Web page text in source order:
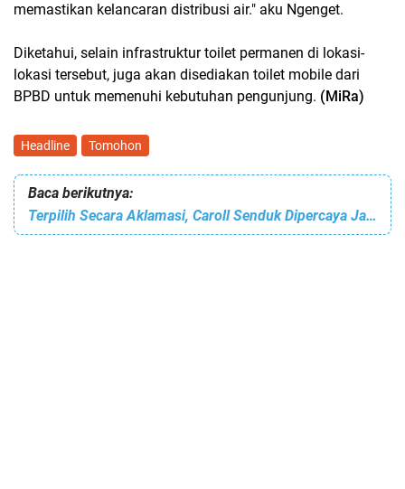
memastikan kelancaran distribusi air." aku Ngenget.
Diketahui, selain infrastruktur toilet permanen di lokasi-
lokasi tersebut, juga akan disediakan toilet mobile dari
BPBD untuk memenuhi kebutuhan pengunjung. (MiRa)
Headline Tomohon
Baca berikutnya:
Terpilih Secara Aklamasi, Caroll Senduk Dipercaya Jadi Presiden CityNet NCI